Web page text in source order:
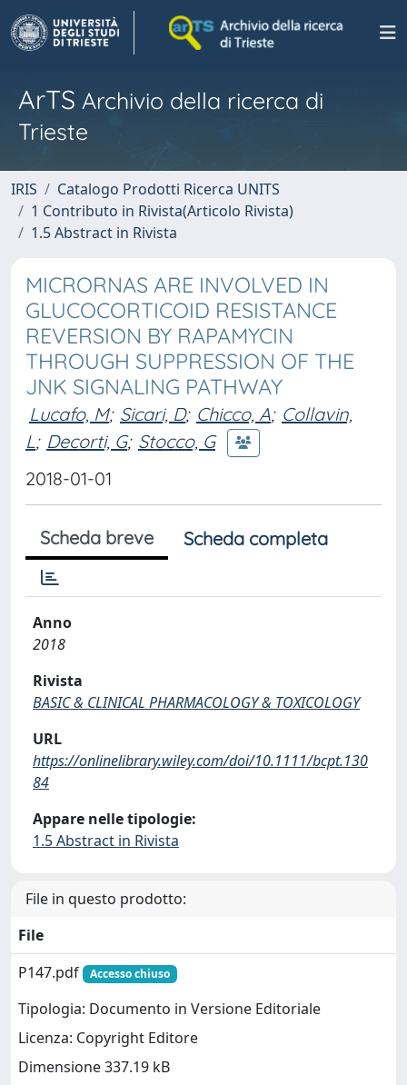
ArTS Archivio della ricerca di
Trieste
IRIS
Catalogo Prodotti Ricerca UNITS
1 Contributo in Rivista(Articolo Rivista)
1.5 Abstract in Rivista
MICRORNAS ARE INVOLVED IN
GLUCOCORTICOID RESISTANCE
REVERSION BY RAPAMYCIN
THROUGH SUPPRESSION OF THE
JNK SIGNALING PATHWAY
Lucafo, M; Sicari, D; Chicco, A; Collavin,
L; Decorti, G; Stocco, G
2018-01-01
Scheda breve Scheda completa
Anno
2018
Rivista
BASIC & CLINICAL PHARMACOLOGY & TOXICOLOGY
URL
https://onlinelibrary.wiley.com/doi/10.1111/bcpt.130
84
Appare nelle tipologie:
1.5 Abstract in Rivista
File in questo prodotto:
File
P147.pdf
Accesso chiuso
Tipologia: Documento in Versione Editoriale
Licenza: Copyright Editore
Dimensione 337.19 kB